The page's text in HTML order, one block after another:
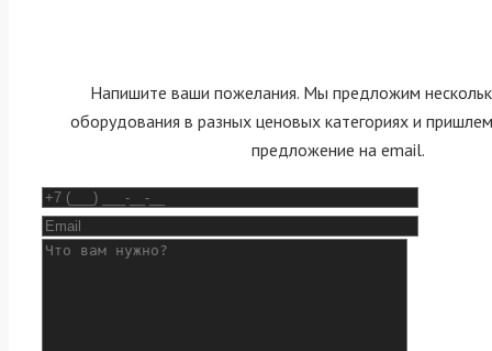
Напишите ваши пожелания. Мы предложим
оборудования в разных ценовых категориях и
предложение на email.